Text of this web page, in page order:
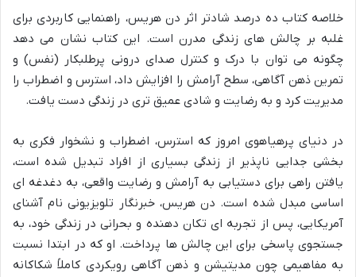
خلاصه کتاب ده درصد شادتر اثر دن هریس، راهنمایی کاربردی برای
غلبه بر چالش های زندگی مدرن است. این کتاب نشان می دهد
چگونه می توان با درک و کنترل صدای درونی پرطلبکار (نفس) و
تمرین ذهن آگاهی، سطح آرامش را افزایش داد، استرس و اضطراب را
مدیریت کرد و به رضایت و شادی عمیق تری در زندگی دست یافت.
در دنیای پرهیاهوی امروز که استرس، اضطراب و نشخوار فکری به
بخشی جدایی ناپذیر از زندگی بسیاری از افراد تبدیل شده است،
یافتن راهی برای دستیابی به آرامش و رضایت واقعی، به دغدغه ای
اساسی مبدل شده است. دن هریس، خبرنگار تلویزیونی نام آشنای
آمریکایی، پس از تجربه ای تکان دهنده و بحرانی در زندگی خود، به
جستجوی پاسخی برای این چالش ها پرداخت. او که در ابتدا نسبت
به مفاهیمی چون مدیتیشن و ذهن آگاهی رویکردی کاملاً شکاکانه